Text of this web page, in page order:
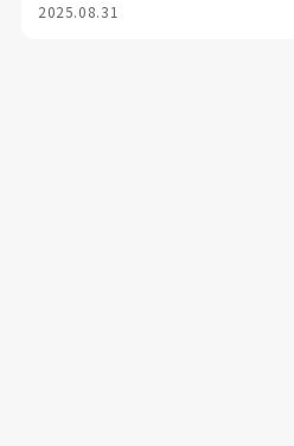
2025.08.31